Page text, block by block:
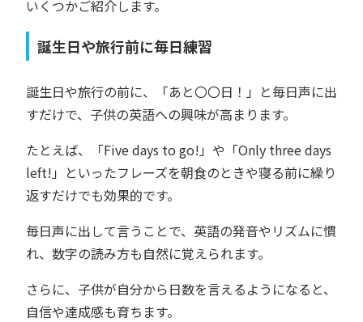
いくつかご紹介します。
誕生日や旅行前に毎日練習
誕生日や旅行の前に、「あと〇〇日！」と毎日声に出
すだけで、子供の英語への興味が高まります。
たとえば、「Five days to go!」や「Only three days
left!」といったフレーズを朝食のときや寝る前に繰り
返すだけでも効果的です。
毎日声に出して言うことで、英語の発音やリズムに慣
れ、数字の読み方も自然に覚えられます。
さらに、子供が自分から日数を言えるようになると、
自信や達成感も育ちます。